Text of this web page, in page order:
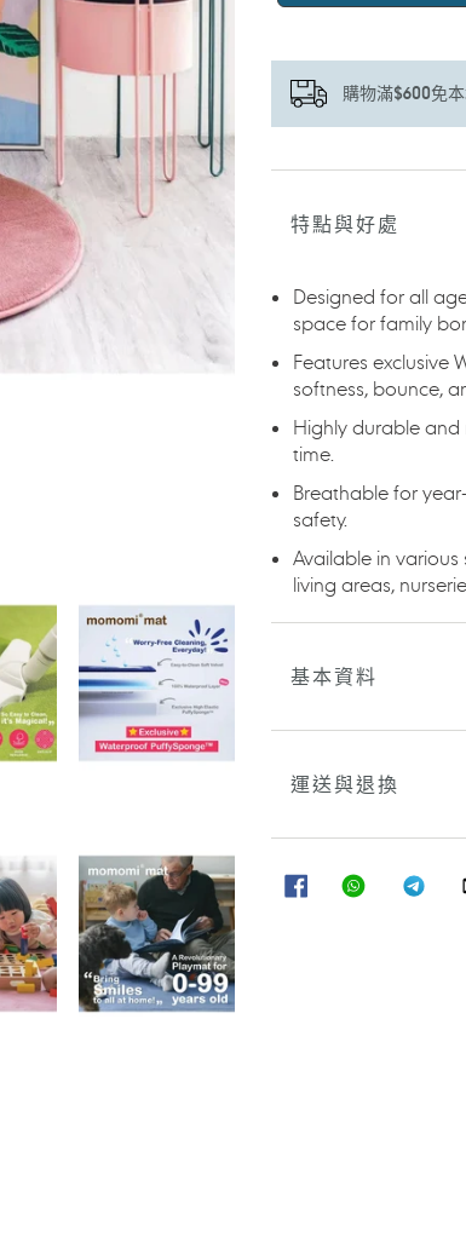
購物滿$600免
正
加
的
物
特點與好處
Designed for all
space for family
Features exclusive
softness, bounce,
Highly durable
time.
Breathable for
safety.
Available in
living areas,
基本資料
運送與退換
分
享